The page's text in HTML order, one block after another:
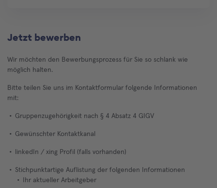
Jetzt bewerben
Wir möchten den Bewerbungsprozess für Sie so schlank wie
möglich halten.
Bitte teilen Sie uns im Kontaktformular folgende Informationen
mit:
Gruppenzugehörigkeit nach § 4 Absatz 4 GIGV
Gewünschter Kontaktkanal
linkedIn / xing Profil (falls vorhanden)
Stichpunktartige Auflistung der folgenden Informationen
Ihr aktueller Arbeitgeber